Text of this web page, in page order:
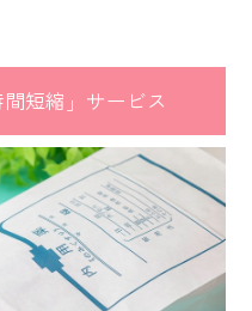
短縮」サービス